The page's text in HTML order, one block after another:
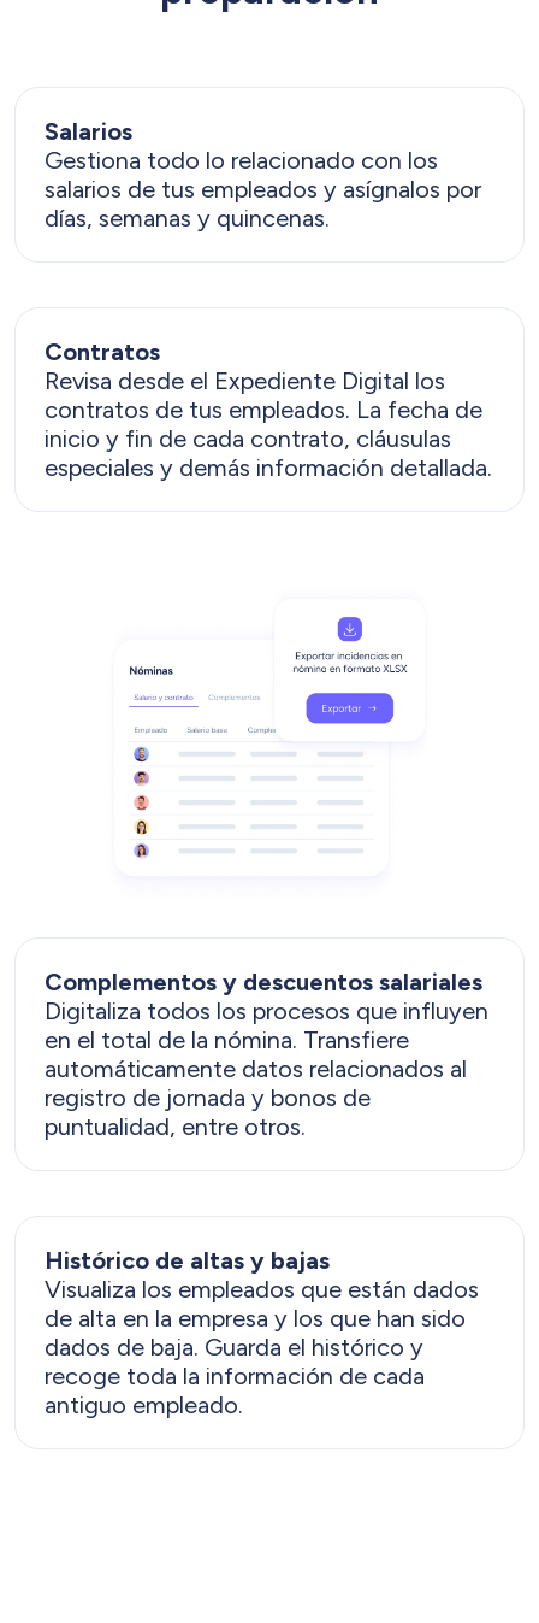
Salarios
Gestiona todo lo relacionado con los
salarios de tus empleados y asígnalos por
días, semanas y quincenas.
Contratos
Revisa desde el Expediente Digital los
contratos de tus empleados. La fecha de
inicio y fin de cada contrato, cláusulas
especiales y demás información detallada.
Complementos y descuentos salariales
Digitaliza todos los procesos que influyen
en el total de la nómina. Transfiere
automáticamente datos relacionados al
registro de jornada y bonos de
puntualidad, entre otros.
Histórico de altas y bajas
Visualiza los empleados que están dados
de alta en la empresa y los que han sido
dados de baja. Guarda el histórico y
recoge toda la información de cada
antiguo empleado.